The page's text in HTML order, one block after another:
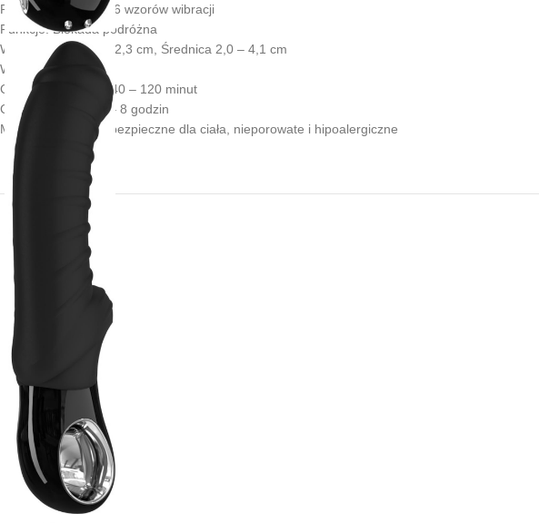
Ruch: 6 prędkości i 6 wzorów wibracji
Funkcje: Blokada podróżna
Wymiary: Długość 22,3 cm, Średnica 2,0 – 4,1 cm
Waga: 278 g
Czas pracy baterii: 40 – 120 minut
Czas ładowania: 6 – 8 godzin
Materiał: Materiały bezpieczne dla ciała, nieporowate i hipoalergiczne